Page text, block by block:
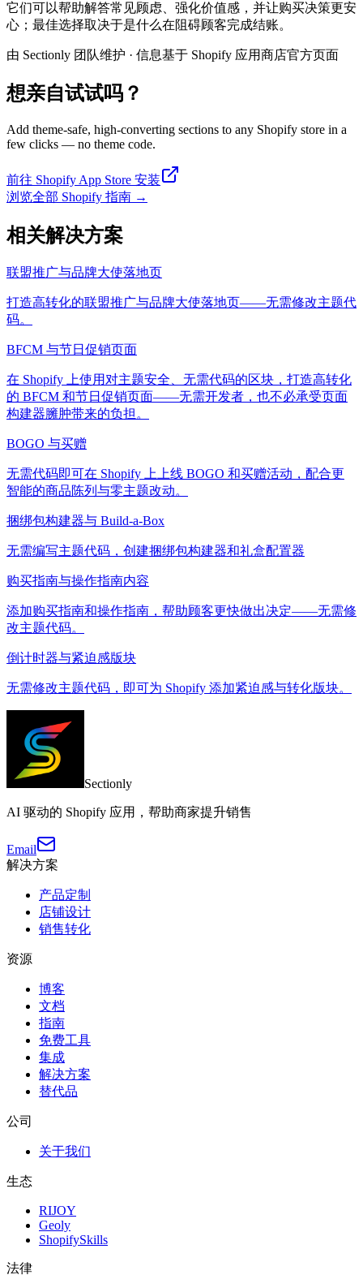
它们可以帮助解答常见顾虑、强化价值感，并让购买决策更安
心；最佳选择取决于是什么在阻碍顾客完成结账。
由 Sectionly 团队维护 · 信息基于 Shopify 应用商店官方页面
想亲自试试吗？
Add theme-safe, high-converting sections to any Shopify store in a
few clicks — no theme code.
前往 Shopify App Store 安装
浏览全部 Shopify 指南 →
相关解决方案
联盟推广与品牌大使落地页
打造高转化的联盟推广与品牌大使落地页——无需修改主题代
码。
BFCM 与节日促销页面
在 Shopify 上使用对主题安全、无需代码的区块，打造高转化
的 BFCM 和节日促销页面——无需开发者，也不必承受页面
构建器臃肿带来的负担。
BOGO 与买赠
无需代码即可在 Shopify 上上线 BOGO 和买赠活动，配合更
智能的商品陈列与零主题改动。
捆绑包构建器与 Build-a-Box
无需编写主题代码，创建捆绑包构建器和礼盒配置器
购买指南与操作指南内容
添加购买指南和操作指南，帮助顾客更快做出决定——无需修
改主题代码。
倒计时器与紧迫感版块
无需修改主题代码，即可为 Shopify 添加紧迫感与转化版块。
Sectionly
AI 驱动的 Shopify 应用，帮助商家提升销售
Email
解决方案
产品定制
店铺设计
销售转化
资源
博客
文档
指南
免费工具
集成
解决方案
替代品
公司
关于我们
生态
RIJOY
Geoly
ShopifySkills
法律